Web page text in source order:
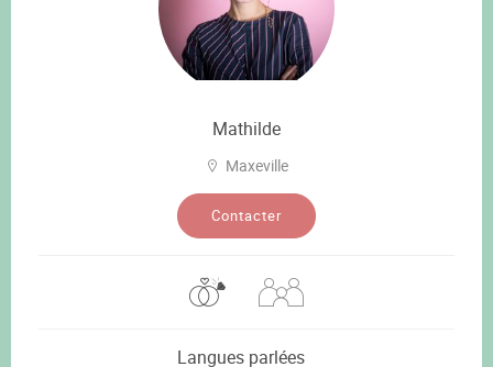
Mathilde
Maxeville
Contacter
Langues parlées